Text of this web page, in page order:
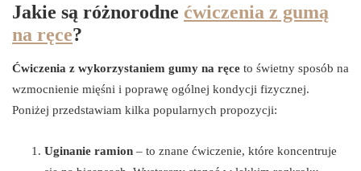
Jakie są różnorodne ćwiczenia z gumą
na ręce?
Ćwiczenia z wykorzystaniem gumy na ręce to świetny sposób na
wzmocnienie mięśni i poprawę ogólnej kondycji fizycznej.
Poniżej przedstawiam kilka popularnych propozycji:
Uginanie ramion – to znane ćwiczenie, które koncentruje